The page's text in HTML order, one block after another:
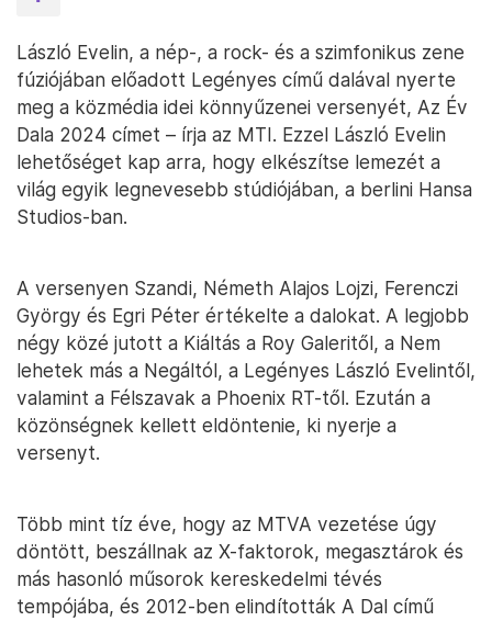
László Evelin, a nép-, a rock- és a szimfonikus zene
fúziójában előadott Legényes című dalával nyerte
meg a közmédia idei könnyűzenei versenyét, Az Év
Dala 2024 címet – írja az MTI. Ezzel László Evelin
lehetőséget kap arra, hogy elkészítse lemezét a
világ egyik legnevesebb stúdiójában, a berlini Hansa
Studios-ban.
A versenyen Szandi, Németh Alajos Lojzi, Ferenczi
György és Egri Péter értékelte a dalokat. A legjobb
négy közé jutott a Kiáltás a Roy Galeritől, a Nem
lehetek más a Negáltól, a Legényes László Evelintől,
valamint a Félszavak a Phoenix RT-től. Ezután a
közönségnek kellett eldöntenie, ki nyerje a
versenyt.
Több mint tíz éve, hogy az MTVA vezetése úgy
döntött, beszállnak az X-faktorok, megasztárok és
más hasonló műsorok kereskedelmi tévés
tempójába, és 2012-ben elindították A Dal című